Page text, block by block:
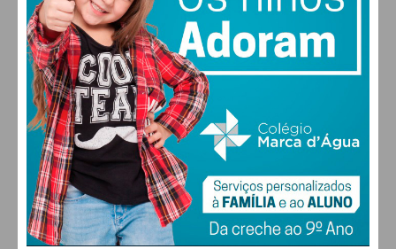
FARMACIAS DE SERVIÇO EM PAÇOS DE
FERREIRA